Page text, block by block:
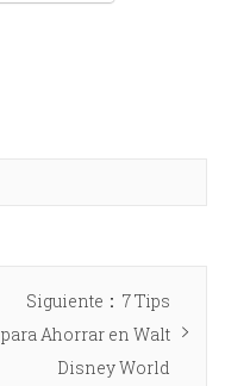
Siguiente
7 Tips
para Ahorrar en Walt
Disney World